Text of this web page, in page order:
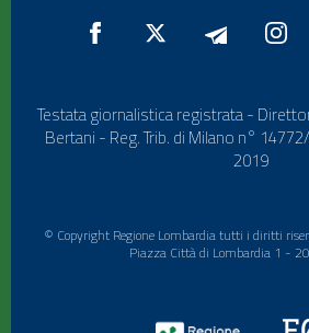
Testata giornalistica registrata -
Bertani - Reg. Trib. di Milano n°
2019
© Copyright Regione Lombardia tutti i diritti
Piazza Città di Lombardia 1 -